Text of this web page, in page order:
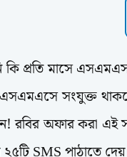
প্রতি মাসে
সংযুক্ত
রবির অফার করা এই
২৫টি SMS পাঠাতে